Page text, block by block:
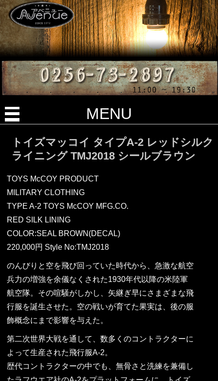
MENU
トイズマッコイ タイプA-2 レッドシルク
ライニング TMJ2018 シールブラウン
TOYS McCOY PRODUCT
MILITARY CLOTHING
TYPE A-2 TOYS McCOY MFG.CO.
RED SILK LINING
COLOR:SEAL BROWN(DECAL)
220,000円 Style No:TMJ2018
のんびりと空を飛び回っていた時代から、急激な航空
兵力の増強を余儀なくされた1930年代以降の米陸軍
航空隊。その喧騒がしかし、矢継ぎ早にさまざまな飛
行服を誕生させた。空の戦いが育てた果実は、後の服
飾概念にまで影響を与えた。
第二次世界大戦を通して、数多くのコントラクターに
よって生産された飛行服A-2。
歴代コントラクターの中でも、無骨さと洗練を兼備し